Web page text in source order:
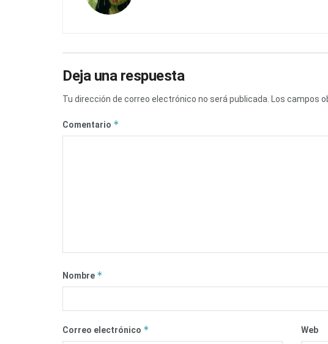
Deja una respuesta
Tu dirección de correo electrónico no será publicada. Los campos
Comentario *
Nombre *
Correo electrónico * Web